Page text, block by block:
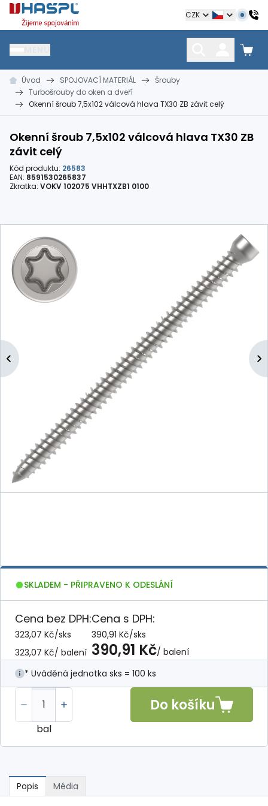
Hašpl CZK
HŘEBÍKY
kramle
SPOJOVACÍ MATERIÁL
vruty, šrouby, matice
KOTEVNÍ TECHNIKA
Úvod SPOJOVACÍ MATERIÁL
Šrouby
Turbošrouby do oken a dveří
Okenní šroub 7,5x102 válcová hlava TX30 ZB závit celý
Okenní šroub 7,5x102 válcová hlava TX30 ZB
závit celý
Kód produktu: 26583
EAN: 8591530265837
Zkratka: VOKV 102075 VHHTXZB1 0100
SKLADEM - PŘIPRAVENO K ODESLÁNÍ
Cena bez DPH:
323,07 Kč/sks
323,07 Kč/ balení
Cena s DPH:
390,91 Kč/sks
390,91 Kč/ balení
* Uváděná jednotka sks = 100 ks
bal
Do košíku
Popis Média